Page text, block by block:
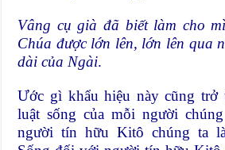
Vâng cụ già đã biết làm cho
Chúa được lớn lên, lớn lên qua
dài của Ngài.
Ước gì khẩu hiệu này cũng trở
luật sống của mỗi người
người tín hữu Kitô chúng ta